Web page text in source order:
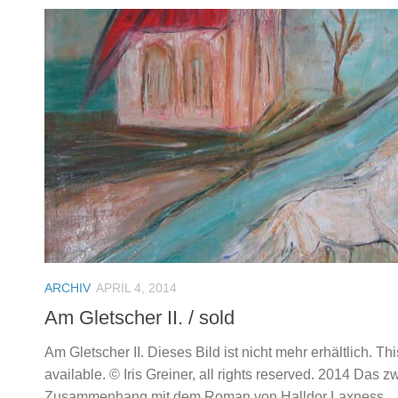
ARCHIV APRIL 4, 2014
Am Gletscher II. / sold
Am Gletscher II. Dieses Bild ist nicht mehr erhältlich.
available. © Iris Greiner, all rights reserved. 2014 Das